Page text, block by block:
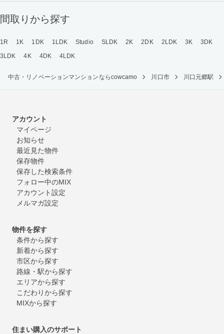
間取りから探す
1R 1K 1DK 1LDK Studio SLDK 2K 2DK 2LDK 3K
3DK
3LDK
4K 4DK 4LDK
中古・リノベーションマンションならcowcamo 川口市 川口元郷駅
アカウント
マイページ
お知らせ
最近見た物件
保存物件
保存した検索条件
フォロー中のMIX
アカウント設定
メルマガ設定
物件を探す
条件から探す
新着から探す
市区から探す
路線・駅から探す
エリアから探す
こだわりから探す
MIXから探す
住まい購入のサポート